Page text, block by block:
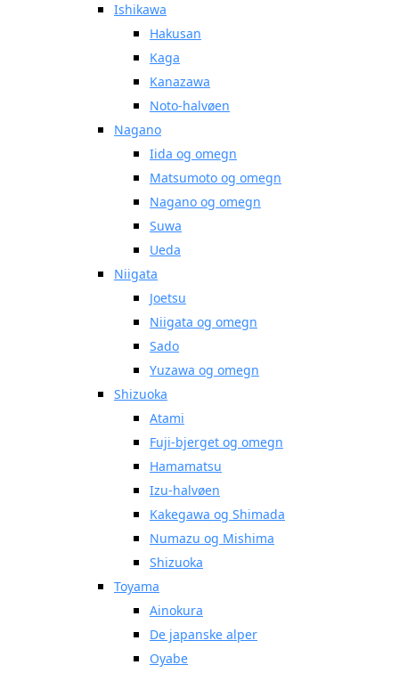
Ishikawa
Hakusan
Kaga
Kanazawa
Noto-halvøen
Nagano
Iida og omegn
Matsumoto og omegn
Nagano og omegn
Suwa
Ueda
Niigata
Joetsu
Niigata og omegn
Sado
Yuzawa og omegn
Shizuoka
Atami
Fuji-bjerget og omegn
Hamamatsu
Izu-halvøen
Kakegawa og Shimada
Numazu og Mishima
Shizuoka
Toyama
Ainokura
De japanske alper
Oyabe